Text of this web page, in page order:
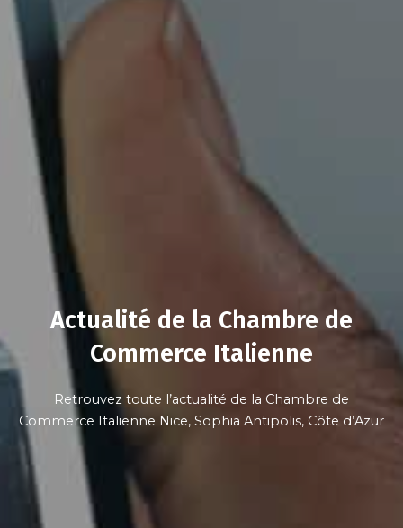
Actualité de la Chambre de
Commerce Italienne
Retrouvez toute l’actualité de la Chambre de
Commerce Italienne Nice, Sophia Antipolis, Côte d’Azur